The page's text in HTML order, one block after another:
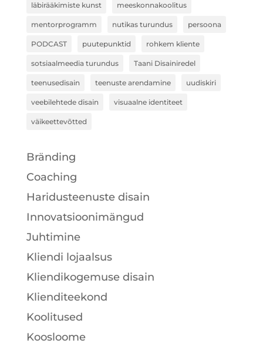
läbirääkimiste kunst meeskonnakoolitus
mentorprogramm nutikas turundus persoona
PODCAST puutepunktid rohkem kliente
sotsiaalmeedia turundus Taani Disainiredel
teenusedisain teenuste arendamine uudiskiri
veebilehtede disain visuaalne identiteet
väikeettevõtted
Bränding
Coaching
Haridusteenuste disain
Innovatsioonimängud
Juhtimine
Kliendi lojaalsus
Kliendikogemuse disain
Klienditeekond
Koolitused
Koosloome